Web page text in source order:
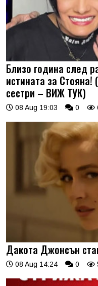
Близо година след
истината за Стояна!
сестри – ВИЖ ТУК)
08 Aug 19:03 0
Дакота Джонсън
08 Aug 14:24 0